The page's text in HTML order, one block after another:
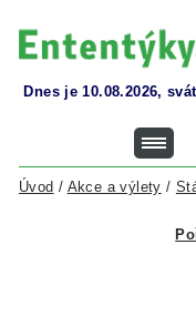
Dnes je 10.08.2026,
Úvod / Akce a výlety /